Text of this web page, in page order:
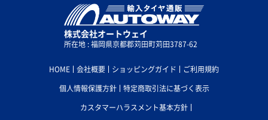
株式会社オートウェイ
所在地 : 福岡県京都郡苅田町苅田3787-62
HOME 会社概要 ショッピングガイド
ご利用規約
個人情報保護方針
特定商取引法に基づく表示
カスタマーハラスメント基本方針